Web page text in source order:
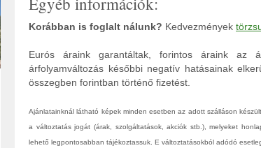
Korábban is foglalt nálunk? Kedvezmények
Eurós áraink garantáltak, forintos áraink az
árfolyamváltozás későbbi negatív hatásainak
összegben forintban történő fizetést.
Ajánlatainknál látható képek minden esetben az adott szálláson
a változtatás jogát (árak, szolgáltatások, akciók stb.), melyeket
lehető legpontosabban tájékoztassuk. E változtatásokból adódó